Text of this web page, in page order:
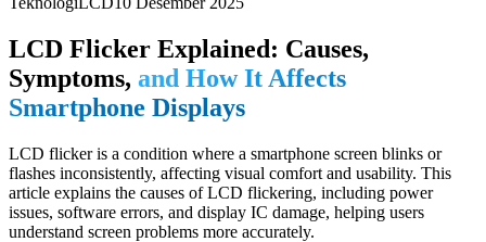
LCD Flicker Explained: Causes,
Symptoms, and How It Affects
Smartphone Displays
LCD flicker is a condition where a smartphone screen blinks or
flashes inconsistently, affecting visual comfort and usability. This
article explains the causes of LCD flickering, including power
issues, software errors, and display IC damage, helping users
understand screen problems more accurately.